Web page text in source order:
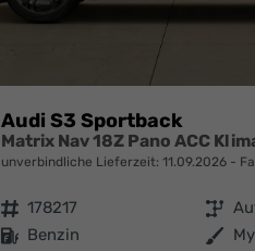
Audi S3 Sportback
Matrix Nav 18Z Pano ACC
unverbindliche Lieferzeit: 11.09.2026
Fahrzeugnr. 178217 Getriebe
Kraftstoff Benzin Außenfarbe